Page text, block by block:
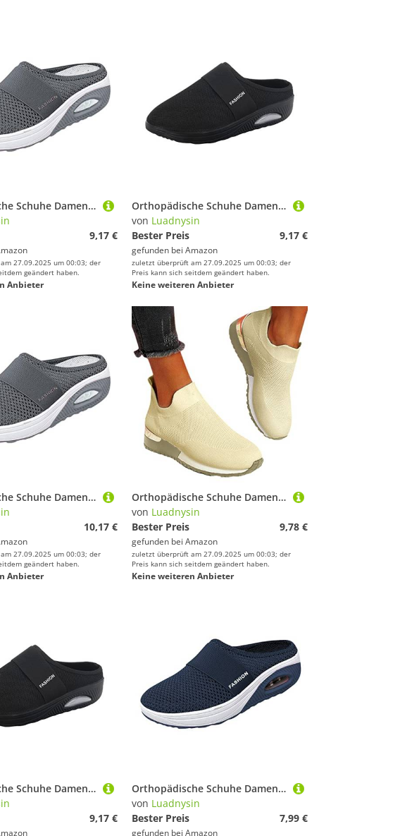
Orthopädische Schuhe Damen Air Cushion Diabetiker Schuhe Mit Luftkissen Lässige Slip On Walkingschuhe Sandalen Wmshoes Nettjade Joggingschuhe Laufschuhe Sportschuhe Turnschuhe Sneaker Damen
9,17 €
27.09.2025 um 00:03; der
geändert haben.
Anbieter
Orthopädische Schuhe Damen Air Cushion Diabetiker Schuhe Mit Luftkissen Lässige Slip On Walkingschuhe Sandalen Wmshoes Nettjade Joggingschuhe Laufschuhe Sportschuhe Turnschuhe Sneaker Damen
von Luadnysin
Bester Preis
9,17 €
gefunden bei Amazon
zuletzt überprüft am 27.09.2025 um 00:03; der
Preis kann sich seitdem geändert haben.
Keine weiteren Anbieter
Orthopädische Schuhe Damen Air Cushion Diabetiker Schuhe Mit Luftkissen Lässige Slip On Walkingschuhe Sandalen Wmshoes Nettjade Joggingschuhe Laufschuhe Sportschuhe Turnschuhe Sneaker Damen
10,17 €
27.09.2025 um 00:03; der
geändert haben.
Anbieter
Orthopädische Schuhe Damen Air Cushion Diabetiker Schuhe Mit Luftkissen Lässige Slip On Walkingschuhe Sandalen Wmshoes Nettjade Joggingschuhe Laufschuhe Sportschuhe Turnschuhe Sneaker
von Luadnysin
Bester Preis
9,78 €
gefunden bei Amazon
zuletzt überprüft am 27.09.2025 um 00:03; der
Preis kann sich seitdem geändert haben.
Keine weiteren Anbieter
Orthopädische Schuhe Damen Air Cushion Diabetiker Schuhe Mit Luftkissen Lässige Slip On Walkingschuhe Sandalen Wmshoes Nettjade Joggingschuhe Laufschuhe Sportschuhe Turnschuhe Sneaker Damen
9,17 €
Orthopädische Schuhe Damen Air Cushion Diabetiker Schuhe Mit Luftkissen Lässige Slip On Walkingschuhe Sandalen Wmshoes Nettjade Joggingschuhe Laufschuhe Sportschuhe Turnschuhe Sneaker Damen
von Luadnysin
Bester Preis
7,99 €
gefunden bei Amazon